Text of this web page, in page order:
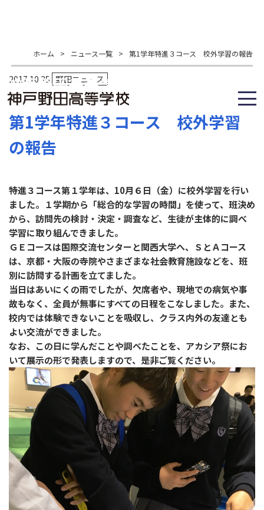
ホーム > ニュース一覧 > 第1学年特進３コース 校外学習の報告
2017.10.25 野田ニュース
第1学年特進３コース 校外学習
の報告
特進３コース第１学年は、10月６日（金）に校外学習を行い
ました。１学期から「総合的な学習の時間」を使って、班決め
から、訪問先の検討・決定・調査など、生徒が主体的に調べ
学習に取り組んできました。
ＧＥコースは国際交流センターと関西大学へ、ＳとＡコース
は、京都・大阪の寺院やさまざまな社会教育施設などを、班
別に訪問する計画を立てました。
当日はあいにくの雨でしたが、欠席者や、現地での病気や事
故もなく、全員が無事にすべての日程をこなしました。また、
校内では体験できないことを吸収し、クラス内外の友達とも
よい交流ができました。
なお、この日に学んだことや調べたことを、アカシア祭にお
いて展示の形で発表しますので、是非ご覧ください。